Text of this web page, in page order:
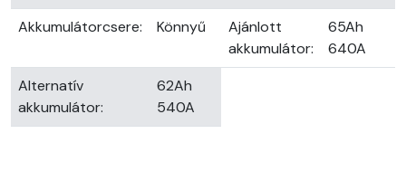
Akkumulátorcsere: Könnyű
Ajánlott
akkumulátor:
65Ah
640A
Alternatív
akkumulátor:
62Ah
540A